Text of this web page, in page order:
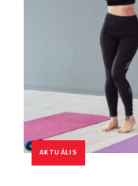
AKTUÁLIS